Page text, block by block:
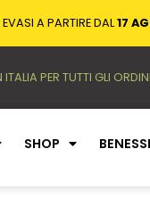
A PARTIRE DAL17
PER TUTTI GLI
SHOP